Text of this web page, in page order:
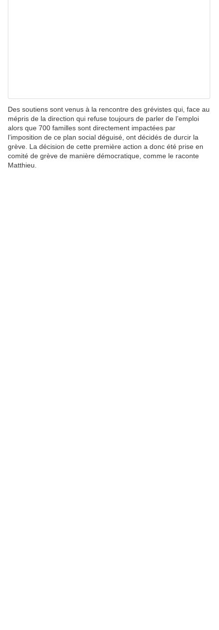
Des soutiens sont venus à la rencontre des grévistes qui, face au
mépris de la direction qui refuse toujours de parler de l’emploi
alors que 700 familles sont directement impactées par
l’imposition de ce plan social déguisé, ont décidés de durcir la
grève. La décision de cette première action a donc été prise en
comité de grève de manière démocratique, comme le raconte
Matthieu.